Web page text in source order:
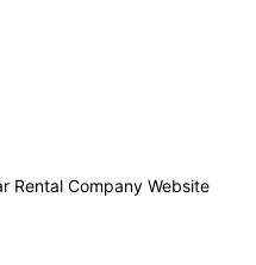
Rental Company Website